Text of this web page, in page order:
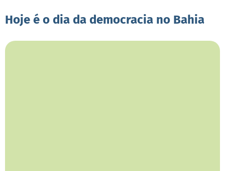
Hoje é o dia da democracia no Bahia